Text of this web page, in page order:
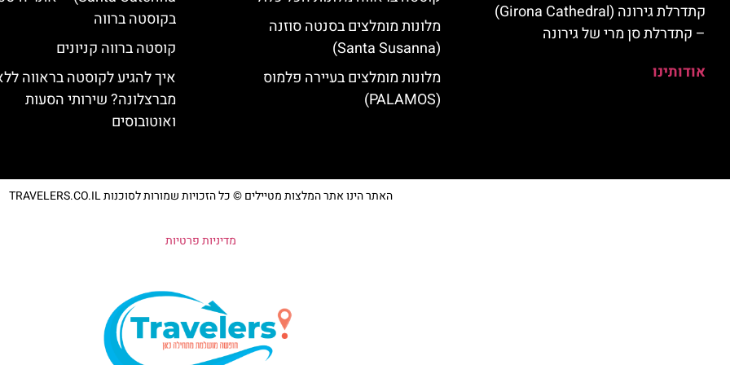
קתדרלת גירונה (Girona Cathedral)
– קתדרלת סן מרי של גירונה
אודותינו
מלונות מומלצים בסנטה סוזנה
(Santa Susanna)
מלונות מומלצים בעיירה פלמוס
(PALAMOS)
בקוסטה ברווה
קוסטה ברווה קניונים
איך להגיע לקוסטה בראווה
מברצלונה? שירותי הסעות
ואוטובוסים
האתר הינו אתר המלצות מטיילים © כל הזכויות שמורות לסוכנות TRAVELERS.CO.IL
מדיניות פרטיות